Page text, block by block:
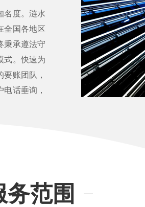
名度。涟水
全国各地区
秉承遵法守
式。快速为
账团队，
电话垂询，
务范围